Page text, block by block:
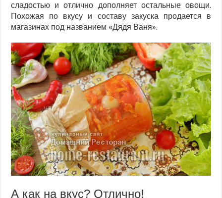
сладостью и отлично дополняет остальные овощи.
Похожая по вкусу и составу закуска продается в
магазинах под названием «Дядя Ваня».
А как на вкус? Отлично!